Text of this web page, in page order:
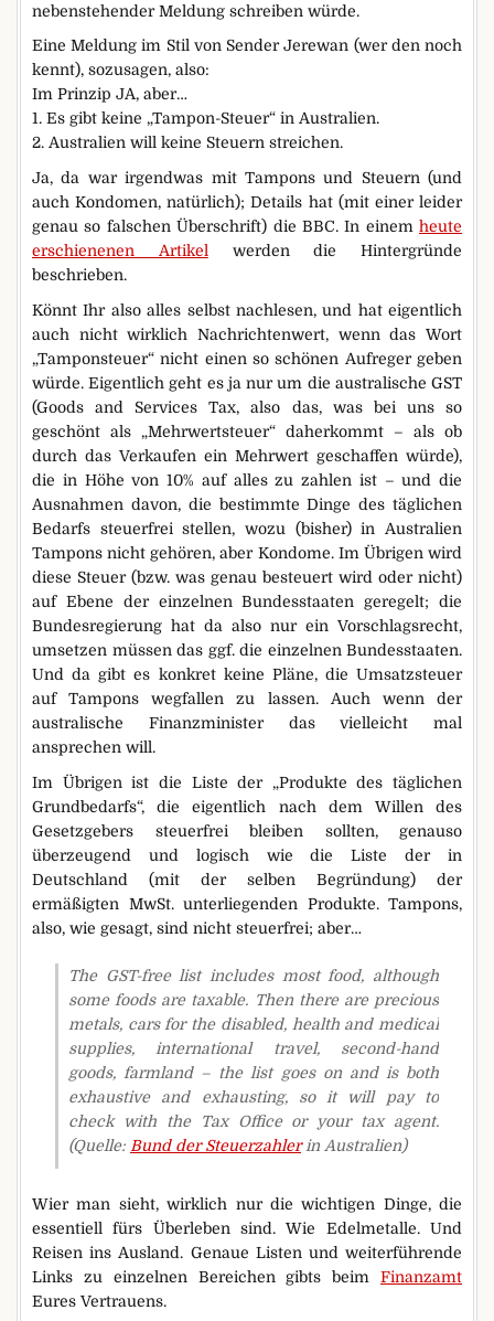
nebenstehender Meldung schreiben würde.
Eine Meldung im Stil von Sender Jerewan (wer den noch
kennt), sozusagen, also:
Im Prinzip JA, aber…
1. Es gibt keine „Tampon-Steuer“ in Australien.
2. Australien will keine Steuern streichen.
Ja, da war irgendwas mit Tampons und Steuern (und
auch Kondomen, natürlich); Details hat (mit einer leider
genau so falschen Überschrift) die BBC. In einem heute
erschienenen Artikelwerden die Hintergründe
beschrieben.
Könnt Ihr also alles selbst nachlesen, und hat eigentlich
auch nicht wirklich Nachrichtenwert, wenn das Wort
„Tamponsteuer“ nicht einen so schönen Aufreger geben
würde. Eigentlich geht es ja nur um die australische GST
(Goods and Services Tax, also das, was bei uns so
geschönt als „Mehrwertsteuer“ daherkommt – als ob
durch das Verkaufen ein Mehrwert geschaffen würde),
die in Höhe von 10% auf alles zu zahlen ist – und die
Ausnahmen davon, die bestimmte Dinge des täglichen
Bedarfs steuerfrei stellen, wozu (bisher) in Australien
Tampons nicht gehören, aber Kondome. Im Übrigen wird
diese Steuer (bzw. was genau besteuert wird oder nicht)
auf Ebene der einzelnen Bundesstaaten geregelt; die
Bundesregierung hat da also nur ein Vorschlagsrecht,
umsetzen müssen das ggf. die einzelnen Bundesstaaten.
Und da gibt es konkret keine Pläne, die Umsatzsteuer
auf Tampons wegfallen zu lassen. Auch wenn der
australische Finanzminister das vielleicht mal
ansprechen will.
Im Übrigen ist die Liste der „Produkte des täglichen
Grundbedarfs“, die eigentlich nach dem Willen des
Gesetzgebers steuerfrei bleiben sollten, genauso
überzeugend und logisch wie die Liste der in
Deutschland (mit der selben Begründung) der
ermäßigten MwSt. unterliegenden Produkte. Tampons,
also, wie gesagt, sind nicht steuerfrei; aber…
The GST-free list includes most food, although
some foods are taxable. Then there are precious
metals, cars for the disabled, health and medical
supplies, international travel, second-hand
goods, farmland – the list goes on and is both
exhaustive and exhausting, so it will pay to
check with the Tax Office or your tax agent.
(Quelle: Bund der Steuerzahlerin Australien)
Wier man sieht, wirklich nur die wichtigen Dinge, die
essentiell fürs Überleben sind. Wie Edelmetalle. Und
Reisen ins Ausland. Genaue Listen und weiterführende
Links zu einzelnen Bereichen gibts beim Finanzamt
Eures Vertrauens.